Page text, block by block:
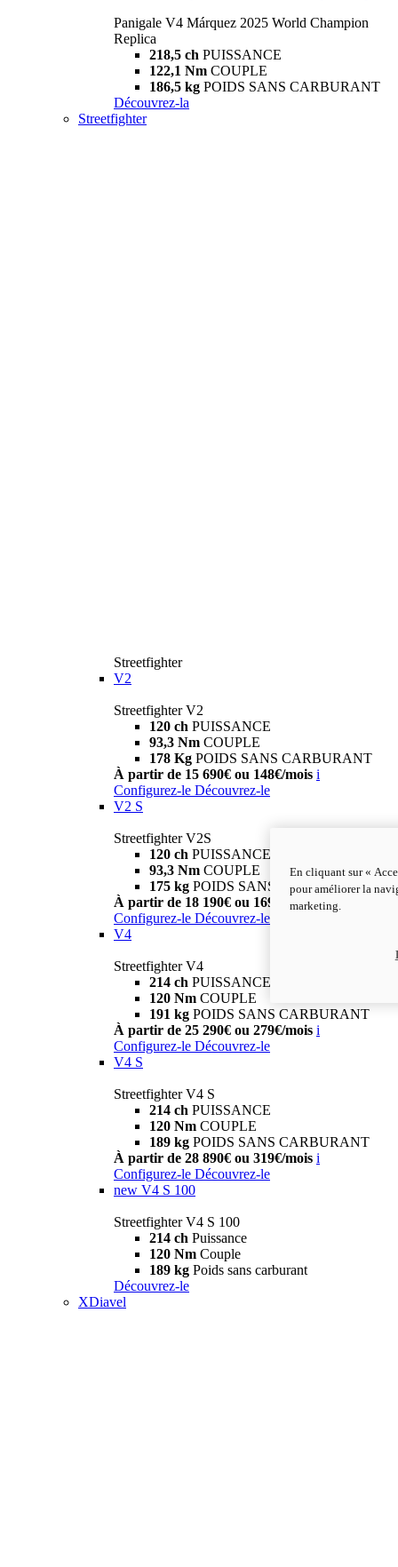
Panigale V4 Márquez 2025 World Champion
Replica
218,5 ch PUISSANCE
122,1 Nm COUPLE
186,5 kg POIDS SANS CARBURANT
Découvrez-la
Streetfighter
Streetfighter
V2
Streetfighter V2
120 ch PUISSANCE
93,3 Nm COUPLE
178 Kg POIDS SANS CARBURANT
À partir de 15 690€ ou 148€/mois i
Configurez-le Découvrez-le
V2 S
Streetfighter V2S
120 ch PUISSANCE
93,3 Nm COUPLE
175 kg POIDS SANS CARBURANT
À partir de 18 190€ ou 169€/mois i
Configurez-le Découvrez-le
V4
Streetfighter V4
214 ch PUISSANCE
120 Nm COUPLE
191 kg POIDS SANS CARBURANT
À partir de 25 290€ ou 279€/mois i
Configurez-le Découvrez-le
V4 S
Streetfighter V4 S
214 ch PUISSANCE
120 Nm COUPLE
189 kg POIDS SANS CARBURANT
À partir de 28 890€ ou 319€/mois i
Configurez-le Découvrez-le
new V4 S 100
Streetfighter V4 S 100
214 ch Puissance
120 Nm Couple
189 kg Poids sans carburant
Découvrez-le
XDiavel
En cliquant sur «
pour améliorer la
marketing.